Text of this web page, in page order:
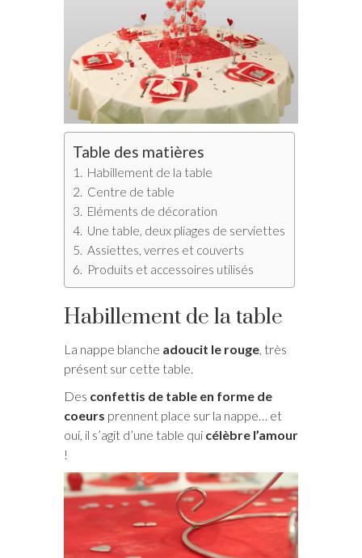
Table des matières
Habillement de la table
Centre de table
Eléments de décoration
Une table, deux pliages de serviettes
Assiettes, verres et couverts
Produits et accessoires utilisés
Habillement de la table
La nappe blanche adoucit le rouge, très
présent sur cette table.
Des confettis de table en forme de
coeurs prennent place sur la nappe… et
oui, il s’agit d’une table qui célèbre l’amour
!